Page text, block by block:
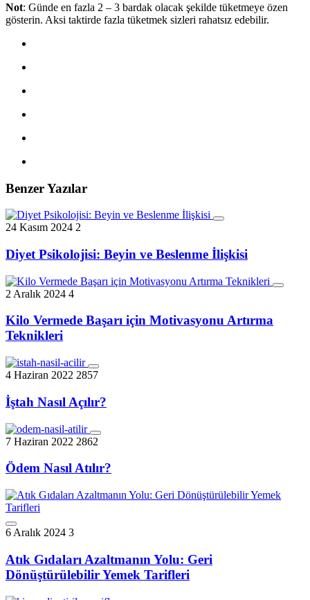
Not: Günde en fazla 2 – 3 bardak olacak şekilde tüketmeye özen
gösterin. Aksi taktirde fazla tüketmek sizleri rahatsız edebilir.
Benzer Yazılar
24 Kasım 2024 2
Diyet Psikolojisi: Beyin ve Beslenme İlişkisi
2 Aralık 2024 4
Kilo Vermede Başarı için Motivasyonu Artırma
Teknikleri
4 Haziran 2022 2857
İştah Nasıl Açılır?
7 Haziran 2022 2862
Ödem Nasıl Atılır?
6 Aralık 2024 3
Atık Gıdaları Azaltmanın Yolu: Geri
Dönüştürülebilir Yemek Tarifleri